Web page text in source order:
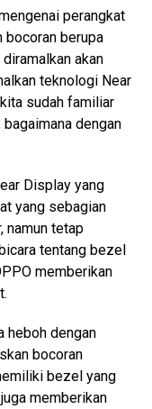
perangkat
bocoran berupa
akan
teknologi Near
sudah familiar
bagaimana dengan
Display yang
yang sebagian
namun tetap
tentang bezel
memberikan
heboh dengan
bocoran
bezel yang
memberikan